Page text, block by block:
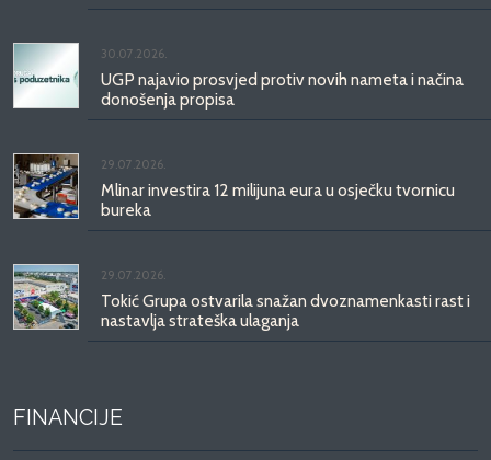
30.07.2026.
UGP najavio prosvjed protiv novih nameta i načina
donošenja propisa
29.07.2026.
Mlinar investira 12 milijuna eura u osječku tvornicu
bureka
29.07.2026.
Tokić Grupa ostvarila snažan dvoznamenkasti rast i
nastavlja strateška ulaganja
FINANCIJE